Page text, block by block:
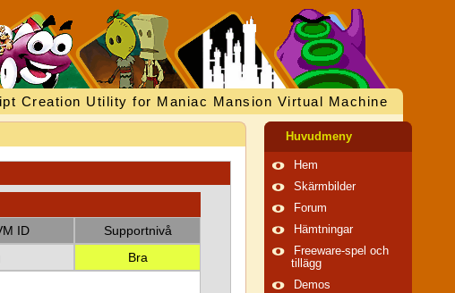
Creation Utility for Maniac Mansion Virtual Machine
ID
Supportnivå
Bra
Huvudmeny
Hem
Skärmbilder
Forum
Hämtningar
Freeware-spel och
tillägg
Demos